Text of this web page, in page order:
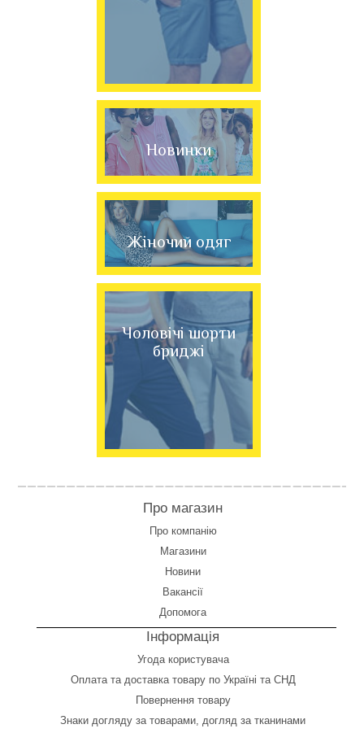
Новинки
Жіночий одяг
Чоловічі шорти
бриджі
Про магазин
Про компанію
Магазини
Новини
Вакансії
Допомога
Інформація
Угода користувача
Оплата та доставка товару по Україні та СНД
Повернення товару
Знаки догляду за товарами, догляд за тканинами